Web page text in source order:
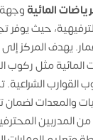
المائية
حيث يوفر
يهدف المركز
المائية مثل ركوب
القوارب
والمعدات
من المدربين